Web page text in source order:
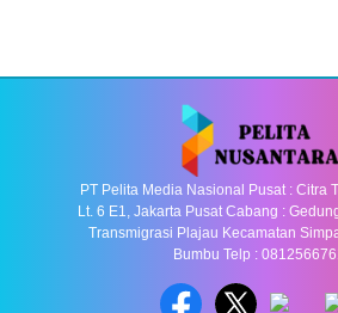
PT Pelita Media Nasional Pusat : Citra
Lt. 6 E1, Jakarta Pusat Cabang :
Transmigrasi Plajau Kecamatan
Bumbu Telp :